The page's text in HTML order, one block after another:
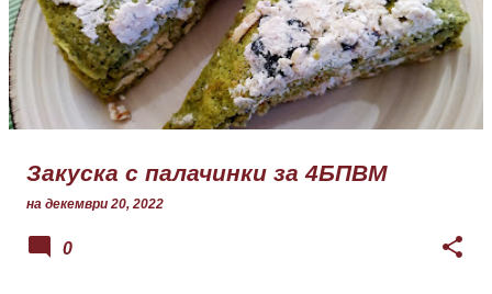
Закуска с палачинки за 4БПВМ
на декември 20, 2022
0